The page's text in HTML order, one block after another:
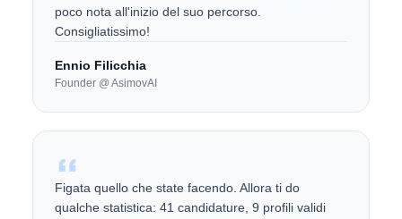
poco nota all'inizio del suo percorso.
Consigliatissimo!
Ennio Filicchia
Founder @ AsimovAI
Figata quello che state facendo. Allora ti do
qualche statistica: 41 candidature, 9 profili validi